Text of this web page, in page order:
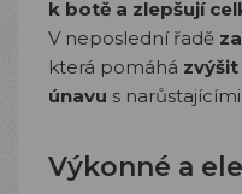
k botě a zlepšují
V neposlední řadě
která pomáhá
únavu s
Výkonné a